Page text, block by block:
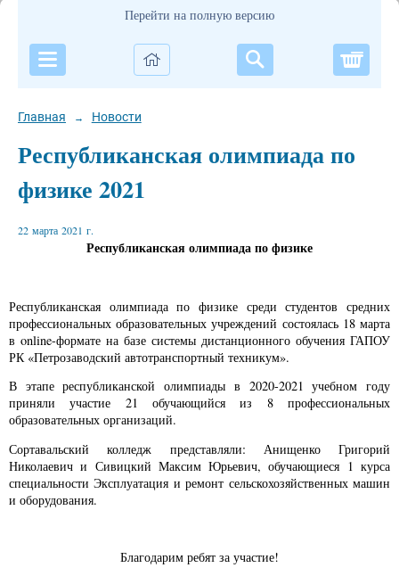
Перейти на полную версию
Главная → Новости
Республиканская олимпиада по
физике 2021
22 марта 2021 г.
Республиканская олимпиада по физике
Республиканская олимпиада по физике среди студентов средних
профессиональных образовательных учреждений состоялась 18 марта
в online-формате на базе системы дистанционного обучения ГАПОУ
РК «Петрозаводский автотранспортный техникум».
В этапе республиканской олимпиады в 2020-2021 учебном году
приняли участие 21 обучающийся из 8 профессиональных
образовательных организаций.
Сортавальский колледж представляли: Анищенко Григорий
Николаевич и Сивицкий Максим Юрьевич, обучающиеся 1 курса
специальности Эксплуатация и ремонт сельскохозяйственных машин
и оборудования.
Благодарим ребят за участие!